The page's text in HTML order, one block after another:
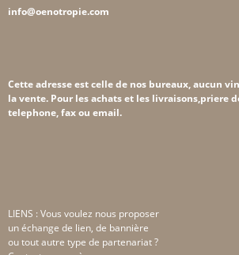
info@oenotropie.com
Cette adresse est celle de nos bureaux, aucun
la vente. Pour les achats et les livraisons,priere
telephone, fax ou email.
LIENS : Vous voulez nous proposer
un échange de lien, de bannière
ou tout autre type de partenariat ?